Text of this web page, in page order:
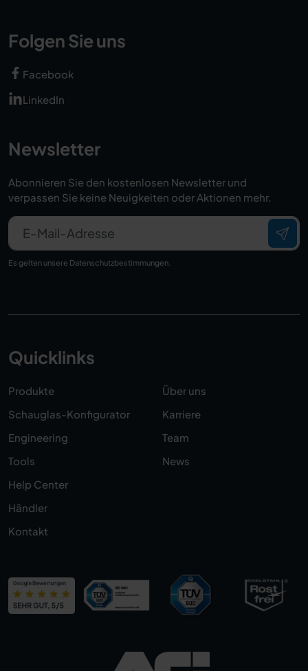
Folgen Sie uns
Facebook
LinkedIn
Newsletter
Abonnieren Sie den kostenlosen Newsletter und
verpassen Sie keine Neuigkeiten oder Aktionen mehr.
E-Mail-Adresse
Es gelten unsere Datenschutzbestimmungen
Quicklinks
Produkte
Schauglas-Konfigurator
Engineering
Tools
Help Center
Über uns
Karriere
Team
News
Händler
Kontakt